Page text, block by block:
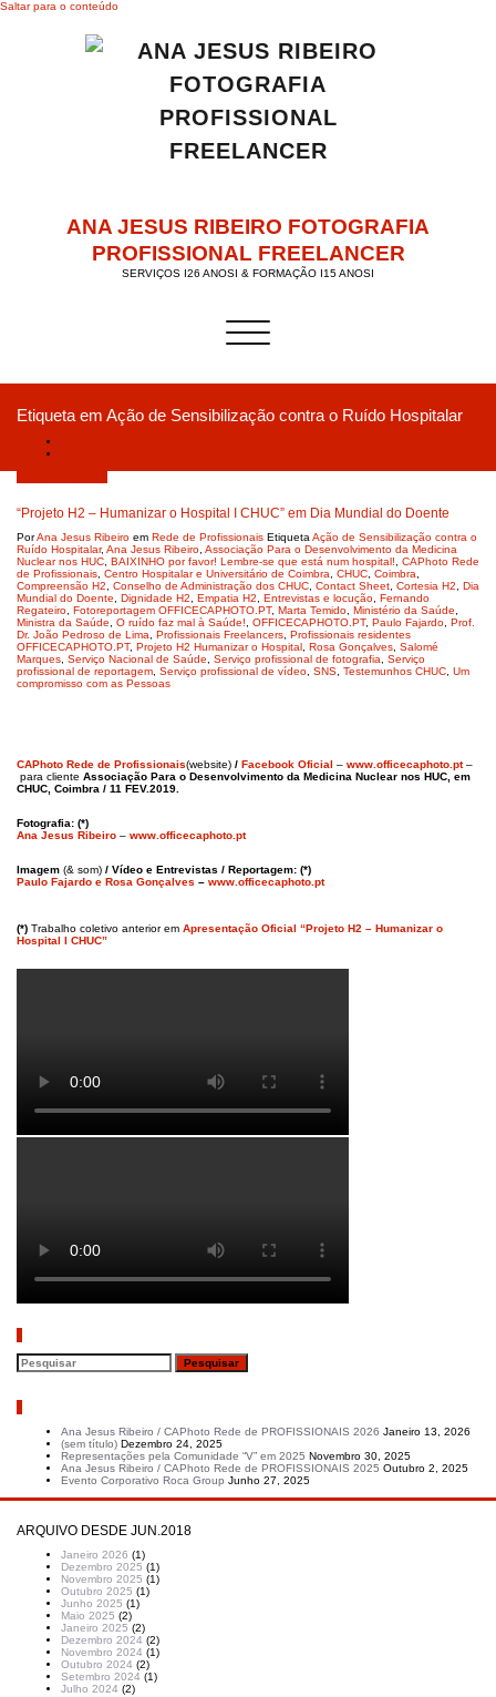
Saltar para o conteúdo
ANA JESUS RIBEIRO FOTOGRAFIA
PROFISSIONAL FREELANCER
SERVIÇOS I26 ANOSI & FORMAÇÃO I15 ANOSI
Alternar a navegação
Etiqueta em Ação de Sensibilização contra o Ruído Hospitalar
“Projeto H2 – Humanizar o Hospital I CHUC” em Dia Mundial do Doente
PorAna Jesus Ribeiro em Rede de Profissionais Etiqueta Ação de Sensibilização contra o
Ruído Hospitalar, Ana Jesus Ribeiro Associação Para o Desenvolvimento da Medicina
Nuclear nos HUC BAIXINHO por favor! Lembre-se que está num hospital!
CAPhoto Rede
de Profissionais Centro Hospitalar e Universitário de Coimbra CHUC Coimbra
Compreensão H2
Conselho de Administração dos CHUC Contact Sheet Cortesia H2
Dia
Mundial do Doente
Dignidade H2 Empatia H2 Entrevistas e locução Fernando
Regateiro Fotoreportagem OFFICECAPHOTO.PT, Marta Temido Ministério da Saúde
Ministra da Saúde
O ruído faz mal à Saúde! OFFICECAPHOTO.PT, Paulo Fajardo Prof.
Dr. João Pedroso de Lima
Profissionais Freelancers Profissionais residentes
OFFICECAPHOTO.PT, Projeto H2 Humanizar o Hospital Rosa Gonçalves Salomé
Marques Serviço Nacional de Saúde Serviço profissional de fotografia
Serviço
profissional de reportagem Serviço profissional de vídeo SNS Testemunhos CHUC Um
compromisso com as Pessoas
CAPhoto Rede de Profissionais(website) / Facebook Oficial – www.officecaphoto.pt–
para cliente Associação Para o Desenvolvimento da Medicina Nuclear nos HUC, em
CHUC, Coimbra / 11 FEV.2019.
Fotografia: (*)
Ana Jesus Ribeiro – www.officecaphoto.pt
Imagem (& som) / Vídeo e Entrevistas / Reportagem: (*)
Paulo Fajardo e Rosa Gonçalves – www.officecaphoto.pt
(*) Trabalho coletivo anterior em Apresentação Oficial “Projeto H2 – Humanizar o
Hospital I CHUC”
Ana Jesus Ribeiro / CAPhoto Rede de PROFISSIONAIS 2026 Janeiro 13, 2026
(sem título) Dezembro 24, 2025
Representações pela Comunidade “V” em 2025 Novembro 30, 2025
Ana Jesus Ribeiro / CAPhoto Rede de PROFISSIONAIS 2025 Outubro 2, 2025
Evento Corporativo Roca Group Junho 27, 2025
ARQUIVO DESDE JUN.2018
Janeiro 2026 (1)
Dezembro 2025 (1)
Novembro 2025 (1)
Outubro 2025 (1)
Junho 2025 (1)
Maio 2025 (2)
Janeiro 2025 (2)
Dezembro 2024 (2)
Novembro 2024 (1)
Outubro 2024 (2)
Setembro 2024 (1)
Julho 2024 (2)